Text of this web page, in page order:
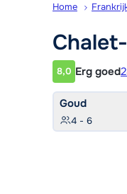
Home
8,0 Erg goed
Goud
4 - 6